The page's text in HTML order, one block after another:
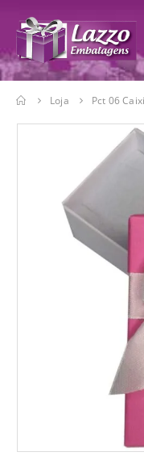
Loja Pct 06